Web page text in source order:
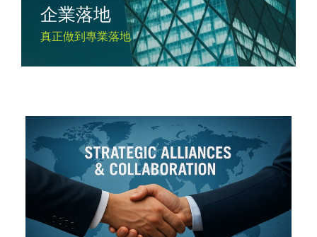
企業落地
真正做到專業落地